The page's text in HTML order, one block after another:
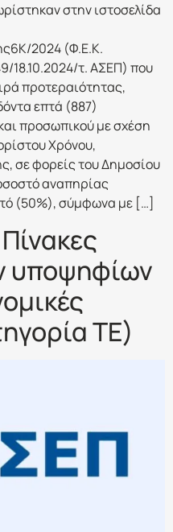
στην ιστοσελίδα
2024 (Φ.Ε.Κ.
18.10.2024/τ. ΑΣΕΠ) που
προτεραιότητας,
επτά (887)
προσωπικού με σχέση
Χρόνου,
σε φορείς του Δημοσίου
αναπηρίας
(50%), σύμφωνα με […]
υποψηφίων
ΤΕ)